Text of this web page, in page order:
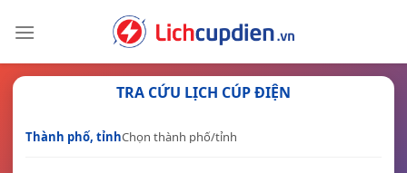
TRA CỨU LỊCH CÚP ĐIỆN
Thành phố, tỉnh